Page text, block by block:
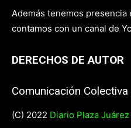
Además tenemos
contamos con un canal de
DERECHOS DE AUTOR
Comunicación
(C) 2022 Diario Plaza Juárez